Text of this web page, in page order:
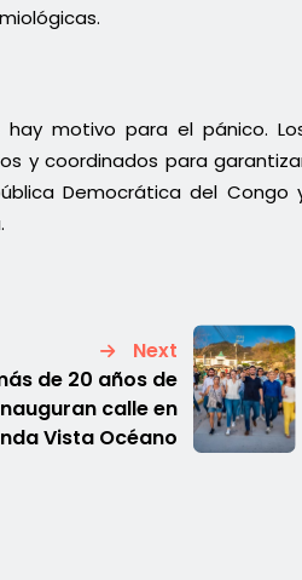
motivo para el pánico.
y coordinados para
Democrática del Congo
Next
de 20 años de
calle en
Vista Océano